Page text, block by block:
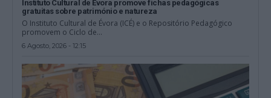
Instituto Cultural de Évora promove fichas pedagógicas
gratuitas sobre património e natureza
O Instituto Cultural de Évora (ICÉ) e o Repositório Pedagógico
promovem o Ciclo de...
6 Agosto, 2026 - 12:15